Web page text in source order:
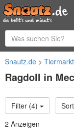
Snautz.de Tiermarkt
Ragdoll in
Filter (4)
2 Anzeigen